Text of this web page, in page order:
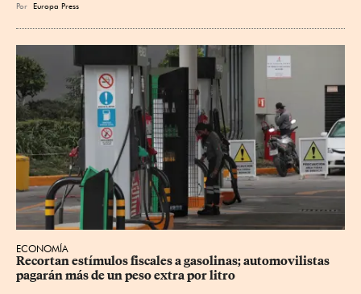
Por Europa Press
ECONOMÍA
Recortan estímulos fiscales a gasolinas; automovilistas
pagarán más de un peso extra por litro